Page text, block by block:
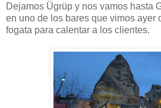
Dejamos Ügrüp y nos vamos hasta
en uno de los bares que vimos ayer
fogata para calentar a los clientes.